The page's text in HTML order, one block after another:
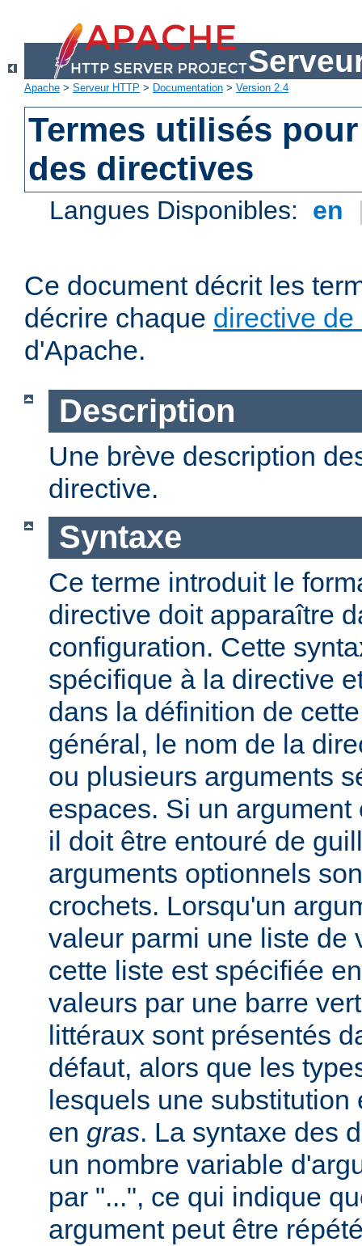
Apache > Serveur HTTP > Documentation > Version 2.4
Termes utilisés
des directives
Langues Disponibles: en
Ce document décrit les
décrire chaque directive
d'Apache.
Description
Une brève description
directive.
Syntaxe
Ce terme introduit le
directive doit apparaître
configuration. Cette
spécifique à la directive
dans la définition de
général, le nom de la
ou plusieurs arguments
espaces. Si un
il doit être entouré de
arguments optionnels
crochets. Lorsqu'un
valeur parmi une liste de
cette liste est spécifiée
valeurs par une barre
littéraux sont présentés
défaut, alors que les
lesquels une substitution
en gras. La syntaxe des
un nombre variable
par "...", ce qui indique
argument peut être